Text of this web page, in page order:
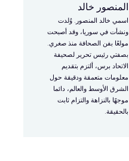
المنصور خالد
اسمي خالد المنصور. وُلدت
ونشأت في سوريا، وقد أصبحت
مولعًا بفن الصحافة منذ صغري.
بصفتي رئيس تحرير لصحيفة
الاتحاد برس، ألتزم بتقديم
معلومات متعمقة ودقيقة حول
الشرق الأوسط والعالم، دائما
موجهًا بالنزاهة والتزام ثابت
بالحقيقة.